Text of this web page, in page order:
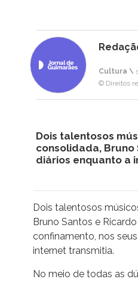
Cultura \
© Direitos
Dois talentosos
consolidada, Bruno
diários enquanto a
Dois talentosos
Bruno Santos e
confinamento, nos
internet transmitia.
No meio de todas as